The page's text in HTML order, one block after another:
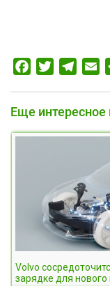
FacebookTwitter
Еще
Volvo
зарядке для